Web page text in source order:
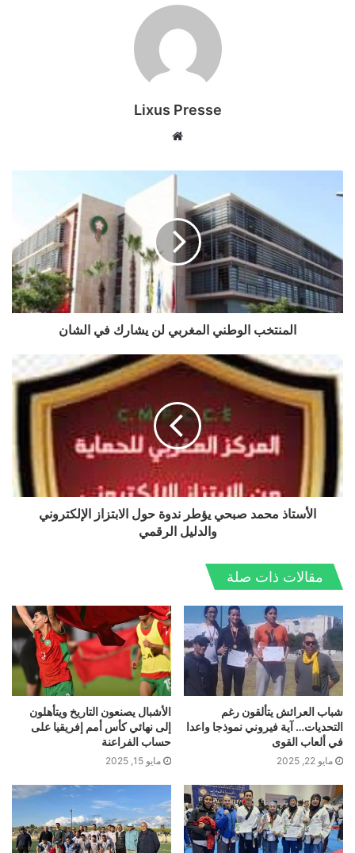
Lixus Presse
المنتخب الوطني المغربي لن يشارك في الشان
الأستاذ محمد صبحي يؤطر ندوة حول الابتزاز الإلكتروني
والدليل الرقمي
مقالات ذات صلة
شباب العرائش يتألقون رغم
التحديات… آية فيروني نموذجا واعدا
في ألعاب القوى
مايو 22, 2025
الأشبال يصنعون التاريخ ويتأهلون
إلى نهائي كأس أمم إفريقيا على
حساب الفراعنة
مايو 15, 2025